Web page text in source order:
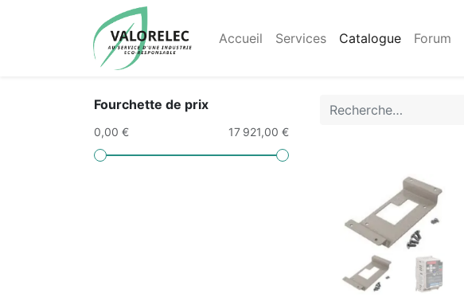
Accueil Services Catalogue Forum
Fourchette de prix
0,00 € 17 921,00 €